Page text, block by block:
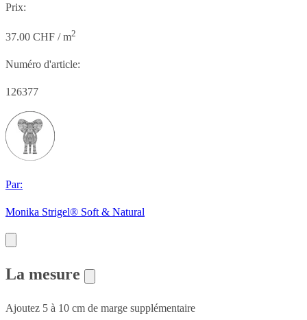
Prix:
37.00 CHF / m2
Numéro d'article:
126377
Par:
Monika Strigel® Soft & Natural
La mesure
Ajoutez 5 à 10 cm de marge supplémentaire